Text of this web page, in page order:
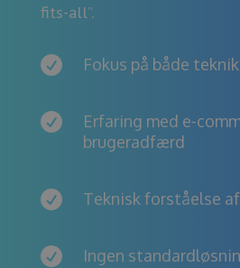
fits-all”.
 Fokus på både

Erfaring med e-
brugeradfærd
 Teknisk forståelse
 Ingen